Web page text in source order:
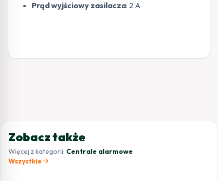
Prąd wyjściowy zasilacza: 2 A
Zobacz także
Więcej z kategorii: Centrale alarmowe
Wszystkie arrow_forward